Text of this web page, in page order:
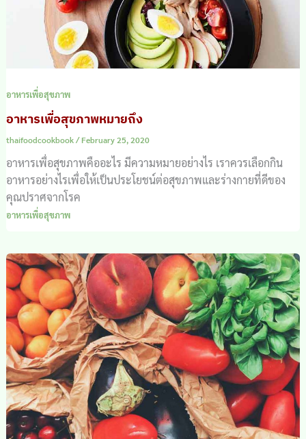
อาหารเพื่อสุขภาพ
อาหารเพื่อสุขภาพหมายถึง
thaifoodcookbook/February 25, 2020
อาหารเพื่อสุขภาพคืออะไร มีความหมายอย่างไร เราควรเลือกกิน
อาหารอย่างไรเพื่อให้เป็นประโยชน์ต่อสุขภาพและร่างกายที่ดีของ
คุณปราศจากโรค
อาหารเพื่อสุขภาพ